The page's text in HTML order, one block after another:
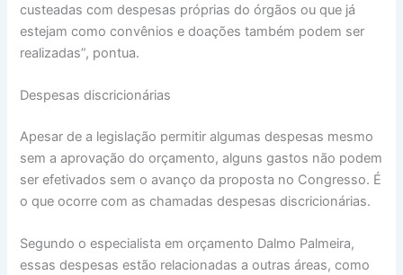
custeadas com despesas próprias do órgãos ou que já
estejam como convênios e doações também podem ser
realizadas”, pontua.
Despesas discricionárias
Apesar de a legislação permitir algumas despesas mesmo
sem a aprovação do orçamento, alguns gastos não podem
ser efetivados sem o avanço da proposta no Congresso. É
o que ocorre com as chamadas despesas discricionárias.
Segundo o especialista em orçamento Dalmo Palmeira,
essas despesas estão relacionadas a outras áreas, como